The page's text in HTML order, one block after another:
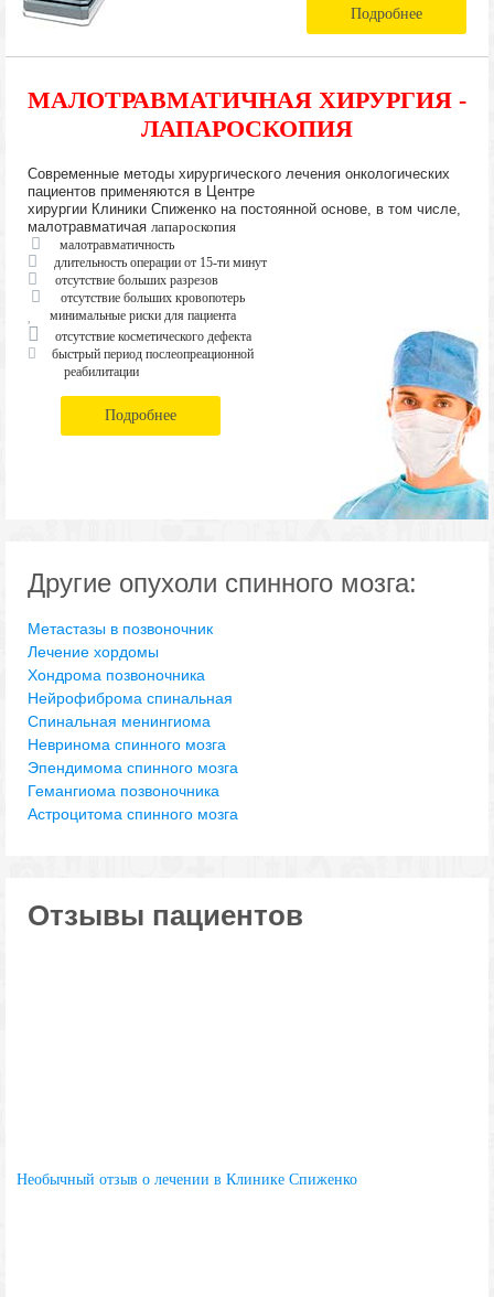
Подробнее
МАЛОТРАВМАТИЧНАЯ ХИРУРГИЯ -
ЛАПАРОСКОПИЯ
Современные методы хирургического лечения онкологических
пациентов применяются в Центре
хирургии Клиники Спиженко на постоянной основе, в том числе,
малотравматичая лапароскопия
малотравматичность
длительность операции от 15-ти минут
отсутствие больших разрезов
отсутствие больших кровопотерь
минимальные риски для пациента
отсутствие косметического дефекта
быстрый период послеопреационной
реабилитации
Подробнее
Другие опухоли спинного мозга:
Метастазы в позвоночник
Лечение хордомы
Хондрома позвоночника
Нейрофиброма спинальная
Спинальная менингиома
Невринома спинного мозга
Эпендимома спинного мозга
Гемангиома позвоночника
Астроцитома спинного мозга
Отзывы пациентов
Необычный отзыв о лечении в Клинике Спиженко